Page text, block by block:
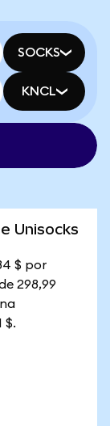
SOCKS
KNCL
Unisocks
$ por
298,99
$.